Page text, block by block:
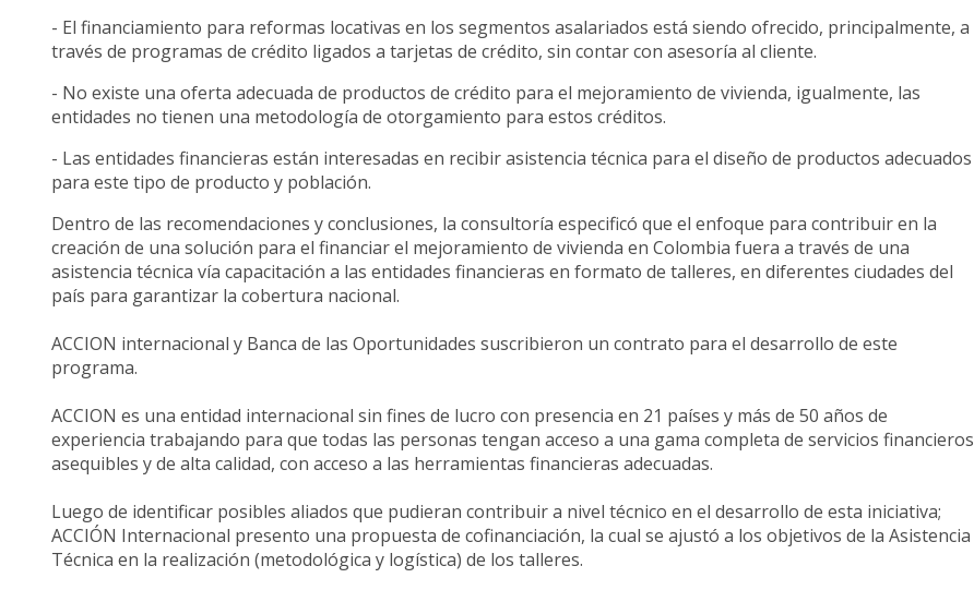
- El financiamiento para reformas locativas en los segmentos asalariados está siendo ofrecido, principalmente, a
través de programas de crédito ligados a tarjetas de crédito, sin contar con asesoría al cliente.
- No existe una oferta adecuada de productos de crédito para el mejoramiento de vivienda, igualmente, las
entidades no tienen una metodología de otorgamiento para estos créditos.
- Las entidades financieras están interesadas en recibir asistencia técnica para el diseño de productos adecuados
para este tipo de producto y población.
Dentro de las recomendaciones y conclusiones, la consultoría especificó que el enfoque para contribuir en la
creación de una solución para el financiar el mejoramiento de vivienda en Colombia fuera a través de una
asistencia técnica vía capacitación a las entidades financieras en formato de talleres, en diferentes ciudades del
país para garantizar la cobertura nacional.
ACCION internacional y Banca de las Oportunidades suscribieron un contrato para el desarrollo de este
programa.
ACCION es una entidad internacional sin fines de lucro con presencia en 21 países y más de 50 años de
experiencia trabajando para que todas las personas tengan acceso a una gama completa de servicios financieros
asequibles y de alta calidad, con acceso a las herramientas financieras adecuadas.
Luego de identificar posibles aliados que pudieran contribuir a nivel técnico en el desarrollo de esta iniciativa;
ACCIÓN Internacional presento una propuesta de cofinanciación, la cual se ajustó a los objetivos de la Asistencia
Técnica en la realización (metodológica y logística) de los talleres.